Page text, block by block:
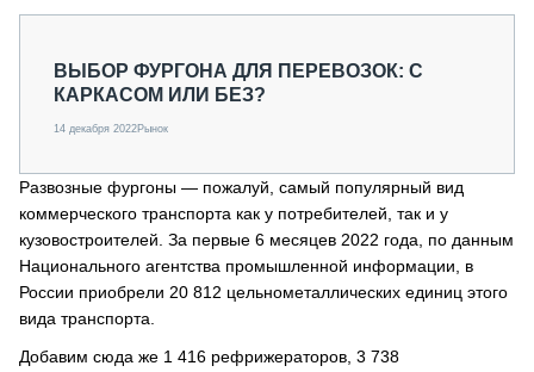
ВЫБОР ФУРГОНА ДЛЯ ПЕРЕВОЗОК: С
КАРКАСОМ ИЛИ БЕЗ?
14 декабря 2022Рынок
Развозные фургоны — пожалуй, самый популярный вид
коммерческого транспорта как у потребителей, так и у
кузовостроителей. За первые 6 месяцев 2022 года, по данным
Национального агентства промышленной информации, в
России приобрели 20 812 цельнометаллических единиц этого
вида транспорта.
Добавим сюда же 1 416 рефрижераторов, 3 738